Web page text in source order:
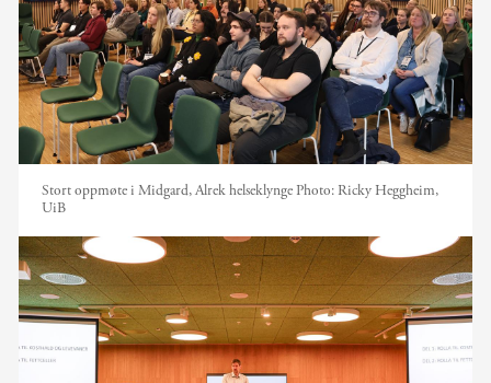
Stort oppmøte i Midgard, Alrek helseklynge Photo: Ricky Heggheim,
UiB